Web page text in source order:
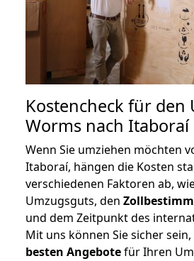
Kostencheck für den
Worms nach Itaboraí
Wenn Sie umziehen möchten
Itaboraí, hängen die Kosten
verschiedenen Faktoren ab,
Umzugsguts, den
und dem Zeitpunkt des
Mit uns können Sie sicher
besten Angebotefür Ihren